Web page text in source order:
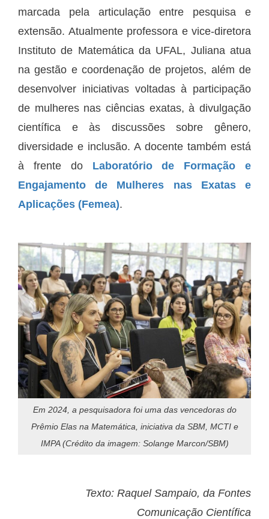
marcada pela articulação entre pesquisa e
extensão. Atualmente professora e vice-diretora
Instituto de Matemática da UFAL, Juliana atua
na gestão e coordenação de projetos, além de
desenvolver iniciativas voltadas à participação
de mulheres nas ciências exatas, à divulgação
científica e às discussões sobre gênero,
diversidade e inclusão. A docente também está
à frente do Laboratório de Formação e
Engajamento de Mulheres nas Exatas e
Aplicações (Femea).
Em 2024, a pesquisadora foi uma das vencedoras do
Prêmio Elas na Matemática, iniciativa da SBM, MCTI e
IMPA (Crédito da imagem: Solange Marcon/SBM)
Texto: Raquel Sampaio, da Fontes
Comunicação Científica